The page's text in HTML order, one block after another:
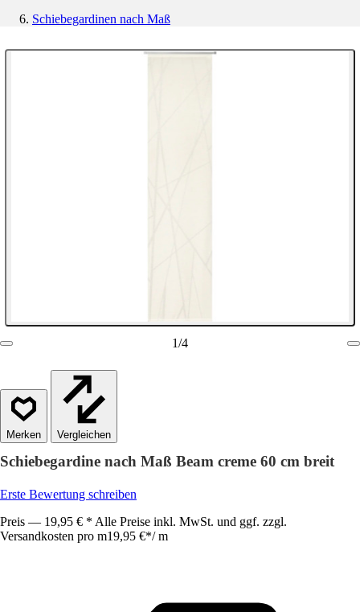
Schiebegardinen nach Maß
1/4
Vergleichen
Schiebegardine nach Maß Beam creme 60 cm breit
Erste Bewertung schreiben
Preis — 19,95 € * Alle Preise inkl. MwSt. und ggf. zzgl.
Versandkosten pro m19,95 €*/ m